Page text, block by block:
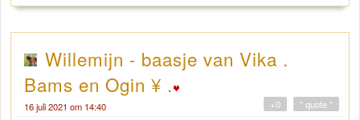
Willemijn - baasje van Vika .
Bams en Ogin ¥ .
16 juli 2021 om 14:40 " quote "
+0